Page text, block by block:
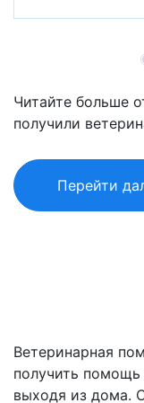
iizabellashishman
воспалены
припухлые
krisigrand
2026-06-17
Читайте больше
получили
Перейти
Ветеринарная
получить помощь
выходя из дома.